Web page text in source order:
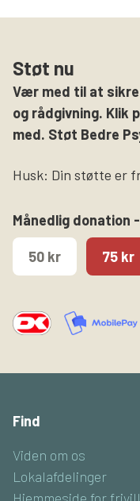
Støt nu
Vær med til at
og rådgivning. Klik
med. Støt Bedre
Husk: Din støtte er
Månedlig donation
50 kr 75 kr
Find
Viden om os
Lokalafdelinger
Hjemmeside for